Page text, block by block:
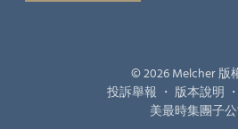
© 2026 Melcher 版
投訴舉報 ・ 版本說明 ・
美最時集團子